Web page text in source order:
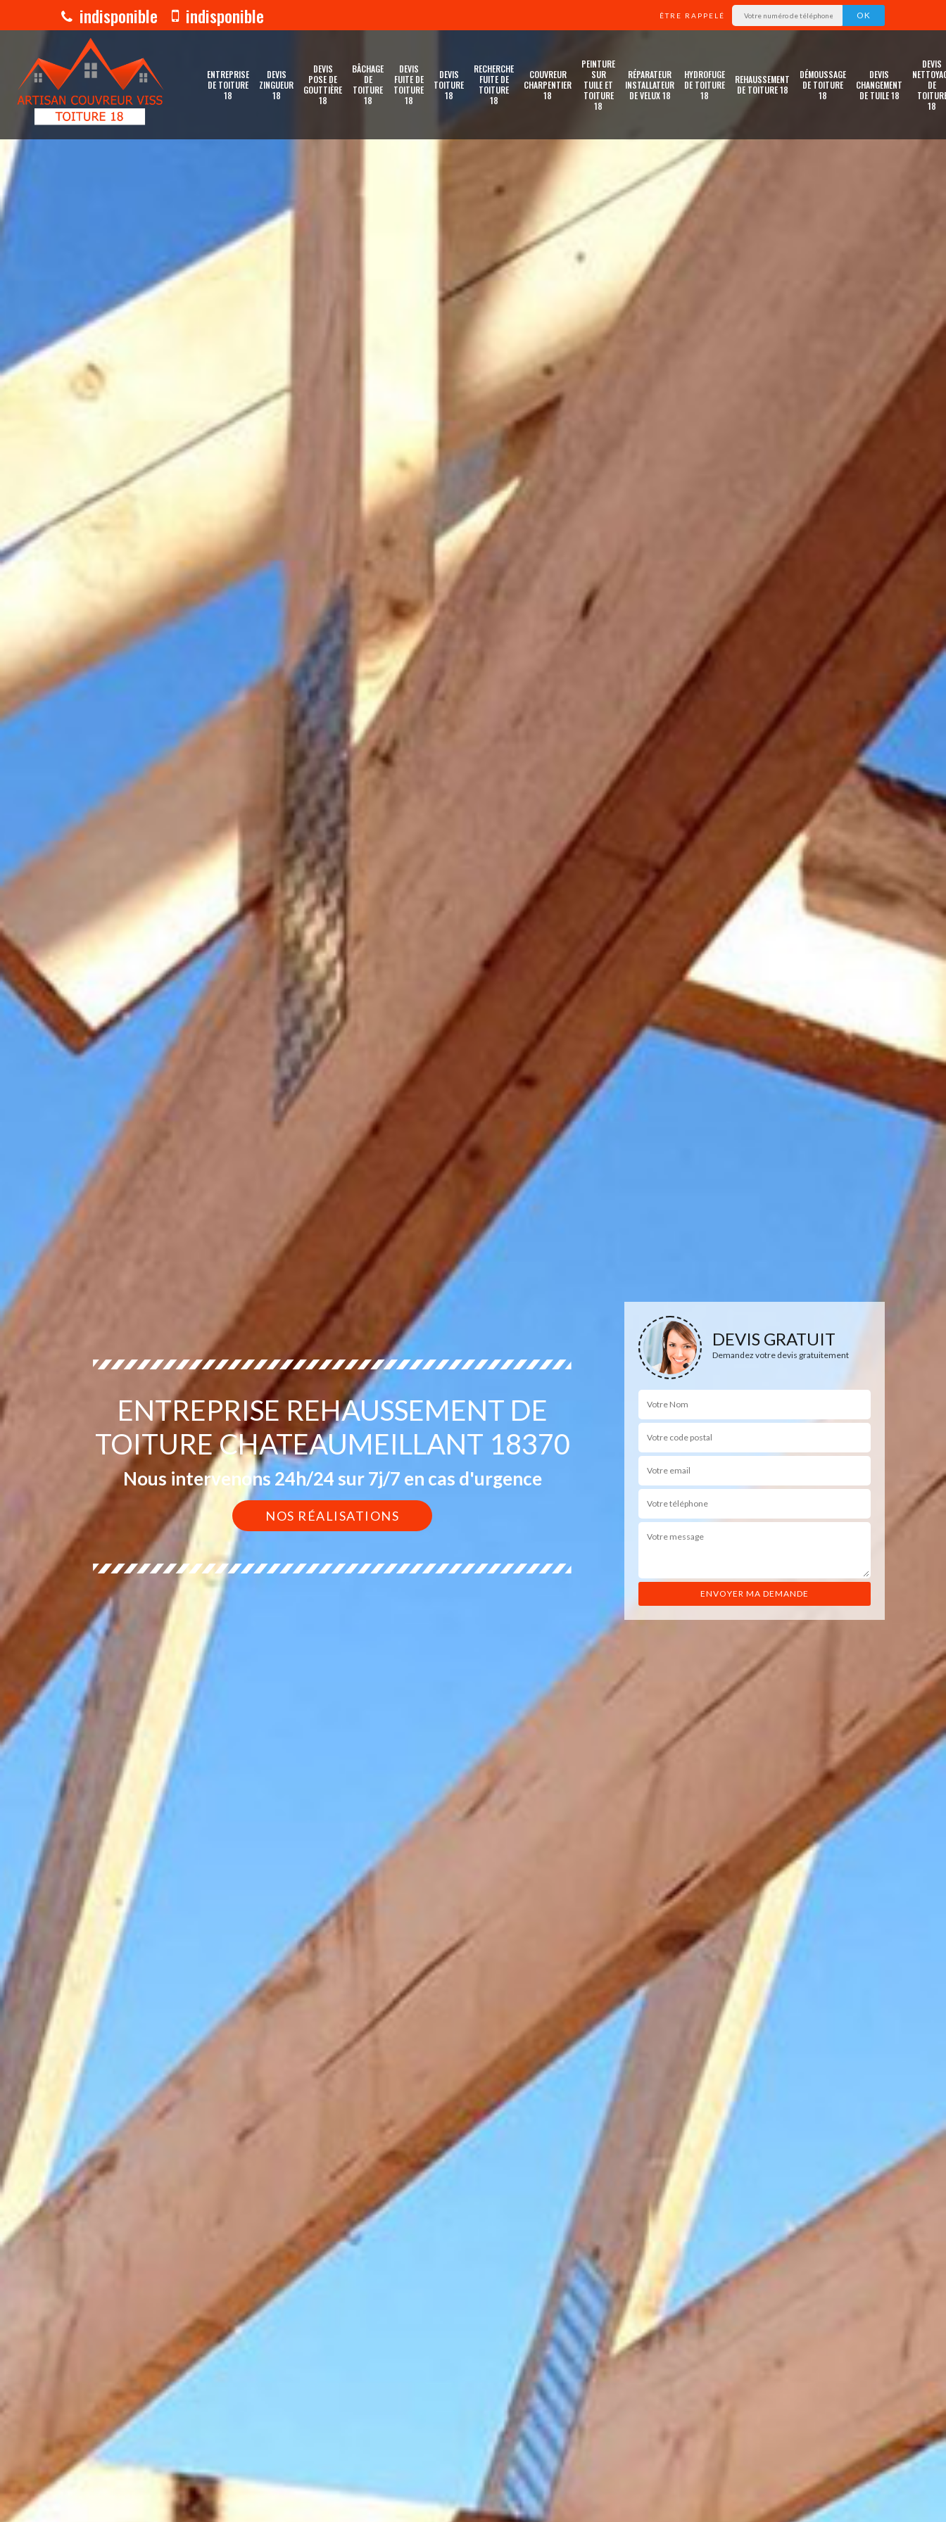
indisponible indisponible ÊTRE RAPPELÉ
ENTREPRISE
DE TOITURE
18
DEVIS
ZINGUEUR
18
DEVIS
POSE DE
GOUTTIÈRE
18
BÂCHAGE
DE
TOITURE
18
DEVIS
FUITE DE
TOITURE
18
DEVIS
TOITURE
18
RECHERCHE
FUITE DE
TOITURE
18
COUVREUR
CHARPENTIER
18
PEINTURE
SUR
TUILE ET
TOITURE
18
RÉPARATEUR
INSTALLATEUR
DE VELUX 18
HYDROFUGE
DE TOITURE
18
REHAUSSEMENT
DE TOITURE 18
DÉMOUSSAGE
DE TOITURE
18
DEVIS
CHANGEMENT
DE TUILE 18
DEVIS
DE
18
ENTREPRISE REHAUSSEMENT DE
TOITURE CHATEAUMEILLANT 18370
Nous intervenons 24h/24 sur 7j/7 en cas d'urgence
NOS RÉALISATIONS
DEVIS GRATUIT
Demandez votre devis gratuitement